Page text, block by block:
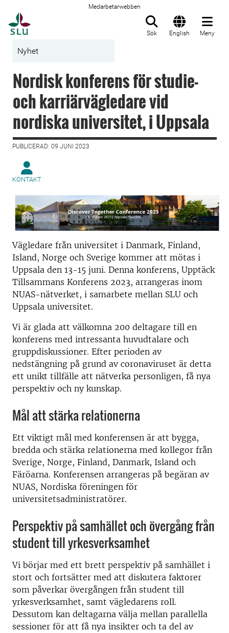
Medarbetarwebben
Sök English Meny
Nyhet
Nordisk konferens för studie-
och karriärvägledare vid
nordiska universitet, i Uppsala
PUBLICERAD: 09 JUNI 2023
KONTAKT
Vägledare från universitet i Danmark, Finland,
Island, Norge och Sverige kommer att mötas i
Uppsala den 13-15 juni. Denna konferens, Upptäck
Tillsammans Konferens 2023, arrangeras inom
NUAS-nätverket, i samarbete mellan SLU och
Uppsala universitet.
Vi är glada att välkomna 200 deltagare till en
konferens med intressanta huvudtalare och
gruppdiskussioner. Efter perioden av
nedstängning på grund av coronaviruset är detta
ett unikt tillfälle att nätverka personligen, få nya
perspektiv och ny kunskap.
Mål att stärka relationerna
Ett viktigt mål med konferensen är att bygga,
bredda och stärka relationerna med kollegor från
Sverige, Norge, Finland, Danmark, Island och
Färöarna. Konferensen arrangeras på begäran av
NUAS, Nordiska föreningen för
universitetsadministratörer.
Perspektiv på samhället och övergång från
student till yrkesverksamhet
Vi börjar med ett brett perspektiv på samhället i
stort och fortsätter med att diskutera faktorer
som påverkar övergången från student till
yrkesverksamhet, samt vägledarens roll.
Dessutom kan deltagarna välja mellan parallella
sessioner för att få nya insikter och ta del av